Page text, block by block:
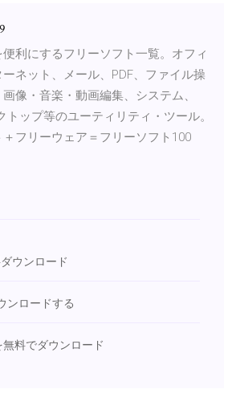
利にするフリーソフト一覧。オフィ
ネット、メール、PDF、ファイル操
像・音楽・動画編集、システム、
トップ等のユーティリティ・ツール。
フリーウェア＝フリーソフト100
ウンロード
ンロードする
料でダウンロード